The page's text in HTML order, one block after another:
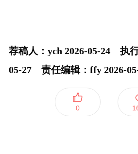
荐稿人：ych 2026-05-24 执
05-27 责任编辑：ffy 2026-
0